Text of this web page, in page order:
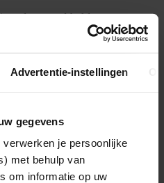
Advertentie-instellingen
gegevens
verwerken je persoonlijke
met behulp van
om informatie op uw
belde Bart.
typt… En deze keer
lezen wat er komt’